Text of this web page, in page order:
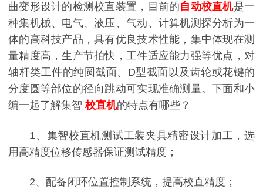
曲变形设计的检测校直装置，目前的自动校直机是一
种集机械、电气、液压、气动、计算机测探分析为一
体的高科技产品，具有优良技术性能，集中体现在测
量精度高，生产节拍快，工件适应能力强等优点，对
轴杆类工件的纯圆截面、D型截面以及齿轮或花键的
分度圆等部位的径向跳动可实现准确测量。下面和小
编一起了解集智校直机的特点有哪些？
1、集智校直机测试工装夹具精密设计加工，选
用高精度位移传感器保证测试精度；
2、配备闭环位置控制系统，提高校直精度；